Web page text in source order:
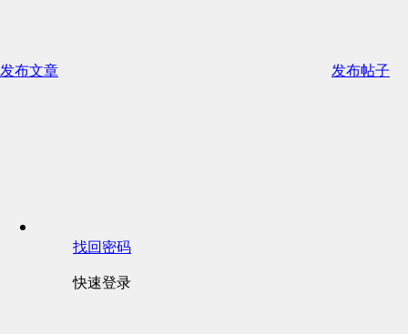
发布文章 发布帖子
找回密码
快速登录